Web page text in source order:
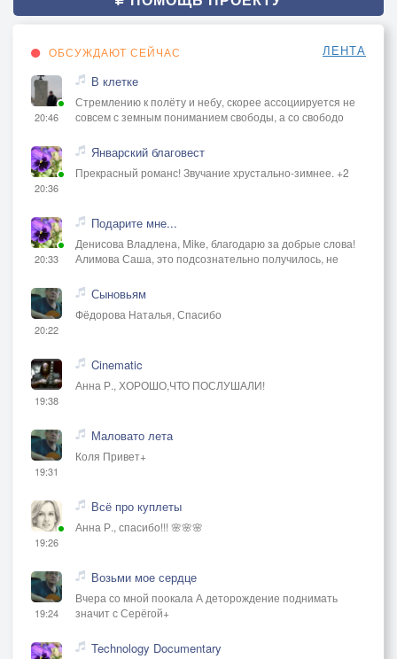
ОБСУЖДАЮТ СЕЙЧАС ЛЕНТА
20:46
В клетке
Стремлению к полёту и небу, скорее ассоциируется не
совсем с земным пониманием свободы, а со свободо
20:36
Январский благовест
Прекрасный романс! Звучание хрустально-зимнее. +2
20:33
Подарите мне...
Денисова Владлена, Mike, благодарю за добрые слова!
Алимова Саша, это подсознательно получилось, не
20:22
Сыновьям
Фёдорова Наталья, Спасибо
19:38
Cinematic
Анна Р., ХОРОШО,ЧТО ПОСЛУШАЛИ!
19:31
Маловато лета
Коля Привет+
19:26
Всё про куплеты
Анна Р., спасибо!!! 🌸🌸🌸
19:24
Возьми мое сердце
Вчера со мной поокала А деторождение поднимать
значит с Серёгой+
Technology Documentary